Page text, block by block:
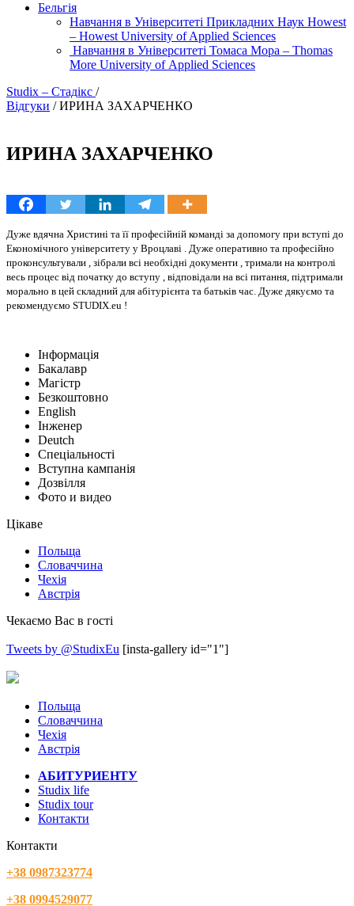
Бельгія
Навчання в Університеті Прикладних Наук Howest
– Howest University of Applied Sciences
Навчання в Університеті Томаса Мора – Thomas
More University of Applied Sciences
Studix – Стадікс /
Відгуки /ИРИНА ЗАХАРЧЕНКО
ИРИНА ЗАХАРЧЕНКО
Дуже вдячна Христині та її професійній команді за допомогу при вступі до
Економічного університету у Вроцлаві . Дуже оперативно та професійно
проконсультували , зібрали всі необхідні документи , тримали на контролі
весь процес від початку до вступу , відповідали на всі питання, підтримали
морально в цей складний для абітурієнта та батьків час. Дуже дякуємо та
рекомендуємо STUDIX.eu !
Інформація
Бакалавр
Магістр
Безкоштовно
English
Інженер
Deutch
Спеціальності
Вступна кампанія
Дозвілля
Фото и видео
Цікаве
Польща
Словаччина
Чехія
Австрія
Чекаємо Вас в гості
Tweets by @StudixEu [insta-gallery id="1"]
Польща
Словаччина
Чехія
Австрія
АБИТУРИЕНТУ
Studix life
Studix tour
Контакти
Контакти
+38 0987323774
+38 0994529077